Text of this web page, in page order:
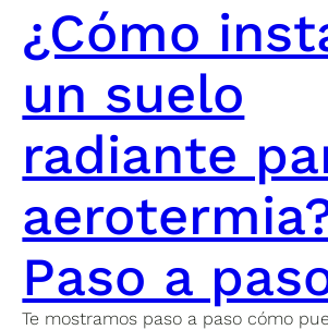
¿Cómo
un suelo
radiante
Paso a
Te mostramos paso a paso cómo